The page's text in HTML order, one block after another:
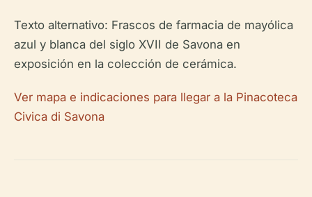
Texto alternativo: Frascos de farmacia de mayólica
azul y blanca del siglo XVII de Savona en
exposición en la colección de cerámica.
Ver mapa e indicaciones para llegar a la Pinacoteca
Civica di Savona